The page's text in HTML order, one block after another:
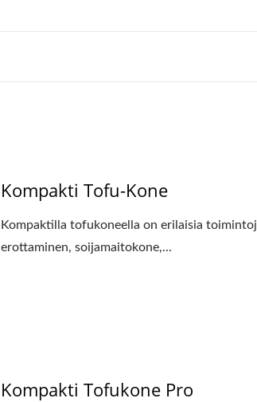
Kompakti Tofu-Kone
Kompaktilla tofukoneella on erilaisia
erottaminen, soijamaitokone,...
Kompakti Tofukone Pro